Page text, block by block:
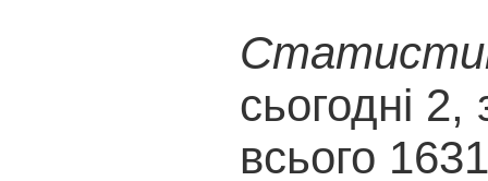
сьогодні 2,
всього 1631